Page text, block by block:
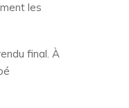
les
final. À